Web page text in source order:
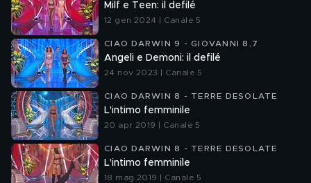
Milf e Teen: il defilé
12 gen 2024 | Canale 5
CIAO DARWIN 9 - GIOVANNI 8,7
Angeli e Demoni: il defilé
24 nov 2023 | Canale 5
CIAO DARWIN 8 - TERRE DESOLATE
L'intimo femminile
20 apr 2019 | Canale 5
CIAO DARWIN 8 - TERRE DESOLATE
L'intimo femminile
18 mag 2019 | Canale 5